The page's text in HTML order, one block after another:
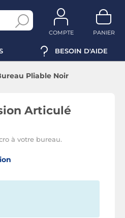
COMPTE PANIER
BESOIN D'AIDE
Pliable Noir
Articulé
à votre bureau.